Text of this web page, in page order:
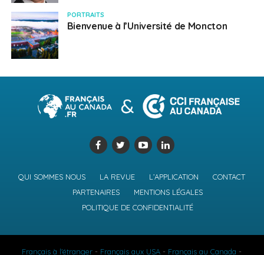
PORTRAITS
Bienvenue à l’Université de Moncton
QUI SOMMES NOUS LA REVUE L’APPLICATION
CONTACT
PARTENAIRES
MENTIONS LÉGALES
POLITIQUE DE CONFIDENTIALITÉ
Français à l'étranger - Français aux USA - Français au Canada -